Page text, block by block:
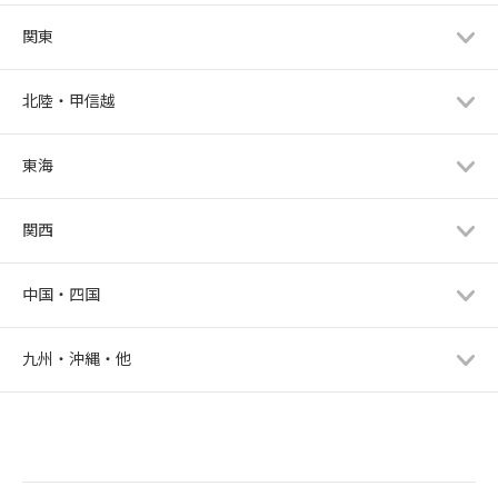
関東
北陸・甲信越
東海
関西
中国・四国
九州・沖縄・他